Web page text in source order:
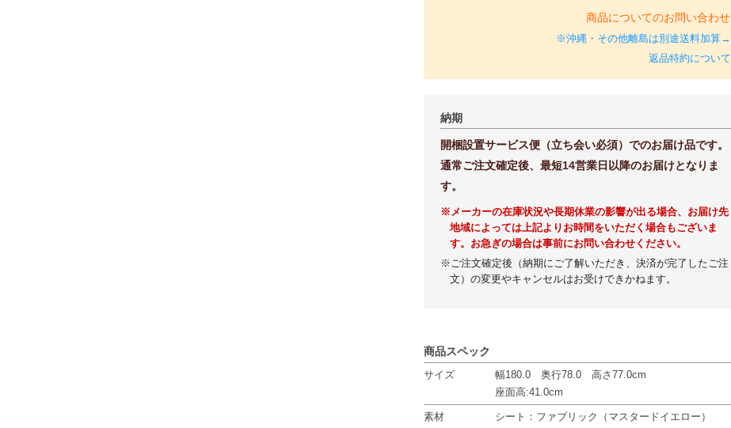
商品についてのお問い合わせ
※沖縄・その他離島は別途送料加算→
返品特約について
納期
開梱設置サービス便（立ち会い必須）でのお届け品です。
通常ご注文確定後、最短14営業日以降のお届けとなりま
す。
※メーカーの在庫状況や長期休業の影響が出る場合、お届け先
地域によっては上記よりお時間をいただく場合もございま
す。お急ぎの場合は事前にお問い合わせください。
※ご注文確定後（納期にご了解いただき、決済が完了したご注
文）の変更やキャンセルはお受けできかねます。
商品スペック
サイズ
幅180.0 奥行78.0 高さ77.0cm
座面高:41.0cm
素材
シート：ファブリック（マスタードイエロー）